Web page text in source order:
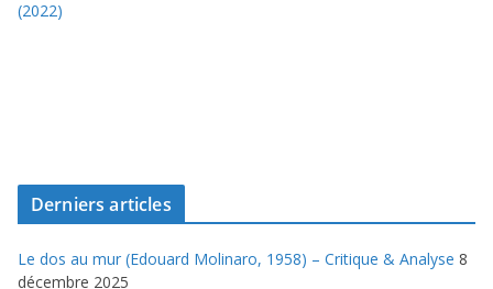
Derniers articles
Le dos au mur (Edouard Molinaro, 1958) – Critique & Analyse 8
décembre 2025